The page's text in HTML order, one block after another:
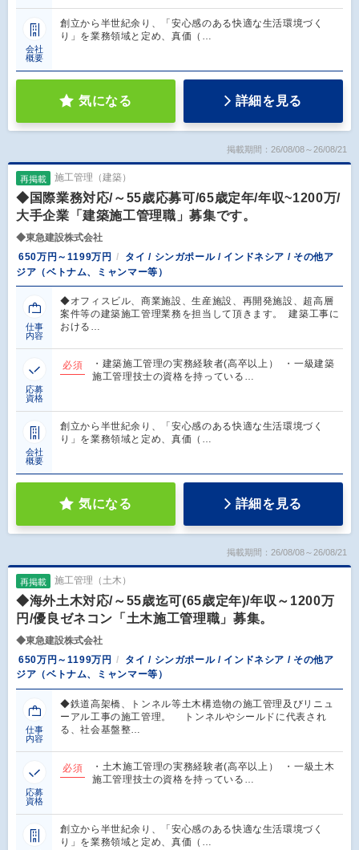
会社
概要
創立から半世紀余り、「安心感のある快適な生活環境づく
り」を業務領域と定め、真価（…
気になる 詳細を見る
掲載期間：26/08/08～26/08/21
再掲載 施工管理（建築）
◆国際業務対応/～55歳応募可/65歳定年/年収~1200万/
大手企業「建築施工管理職」募集です。
◆東急建設株式会社
650万円～1199万円
タイ / シンガポール / インドネシア / その他ア
ジア（ベトナム、ミャンマー等）
仕事
内容
◆オフィスビル、商業施設、生産施設、再開発施設、超高層
案件等の建築施工管理業務を担当して頂きます。 建築工事に
おける…
応募
資格
必須
・建築施工管理の実務経験者(高卒以上） ・一級建築
施工管理技士の資格を持っている…
会社
概要
創立から半世紀余り、「安心感のある快適な生活環境づく
り」を業務領域と定め、真価（…
気になる 詳細を見る
掲載期間：26/08/08～26/08/21
再掲載 施工管理（土木）
◆海外土木対応/～55歳迄可(65歳定年)/年収～1200万
円/優良ゼネコン「土木施工管理職」募集。
◆東急建設株式会社
650万円～1199万円
タイ / シンガポール / インドネシア / その他ア
ジア（ベトナム、ミャンマー等）
仕事
内容
◆鉄道高架橋、トンネル等土木構造物の施工管理及びリニュ
ーアル工事の施工管理。 トンネルやシールドに代表され
る、社会基盤整…
応募
資格
必須
・土木施工管理の実務経験者(高卒以上） ・一級土木
施工管理技士の資格を持っている…
創立から半世紀余り、「安心感のある快適な生活環境づく
り」を業務領域と定め、真価（…